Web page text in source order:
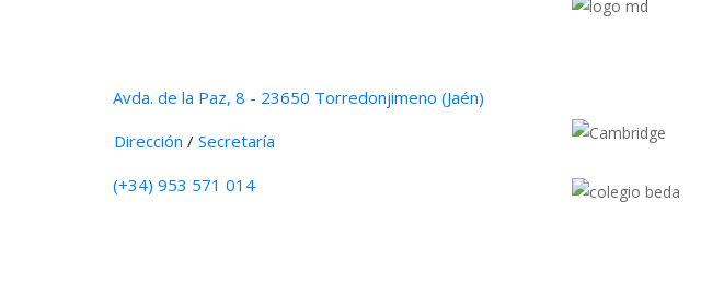
Avda. de la Paz, 8 - 23650 Torredonjimeno (Jaén)
Dirección / Secretaría
(+34) 953 571 014